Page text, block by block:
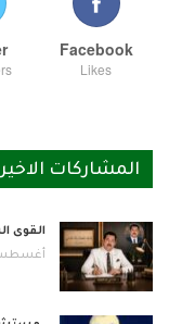
Facebook
Likes
المشاركات
القوى
أغسطس 9,